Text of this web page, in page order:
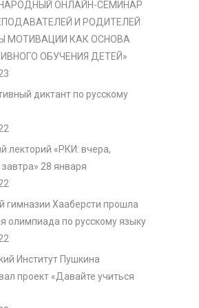
ОНЛАЙН-СЕМИНАР
И РОДИТЕЛЕЙ
МОТИВАЦИИ КАК ОСНОВА
ОБУЧЕНИЯ ДЕТЕЙ»
диктант по русскому
лекторий «РКИ: вчера,
завтра» 28 января
гимназии Хааберсти прошла
олимпиада по русскому языку
Институт Пушкина
проект «Давайте учиться